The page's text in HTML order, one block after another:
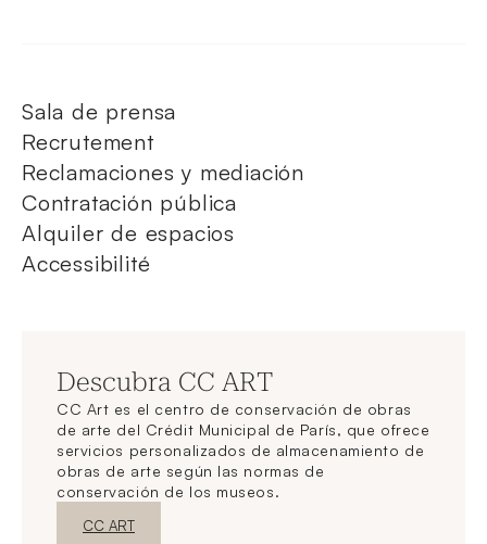
Sala de prensa
Recrutement
Reclamaciones y mediación
Contratación pública
Alquiler de espacios
Accessibilité
Descubra CC ART
CC Art es el centro de conservación de obras
de arte del Crédit Municipal de París, que ofrece
servicios personalizados de almacenamiento de
obras de arte según las normas de
conservación de los museos.
Nueva ventanaDescubrir
CC ART